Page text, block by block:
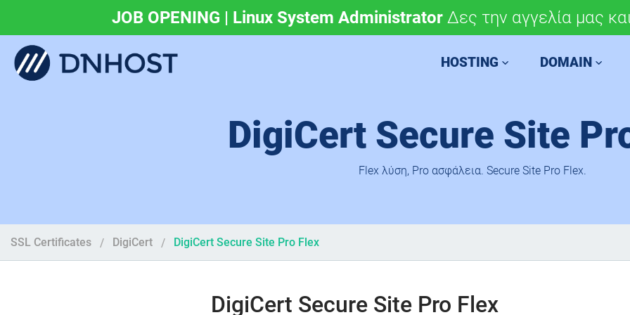
JOB OPENING | Linux System Administrator Δες την αγγελία μας
.eu & .ευ domains μόνο 4,90 €/έτος. Χάραξε την ευρωπαϊκή
HOSTING DOMAIN
DigiCert Secure Site
Flex λύση, Pro ασφάλεια. Secure Site Pro Flex.
SSL Certificates DigiCert DigiCert Secure Site Pro Flex
DigiCert Secure Site Pro Flex